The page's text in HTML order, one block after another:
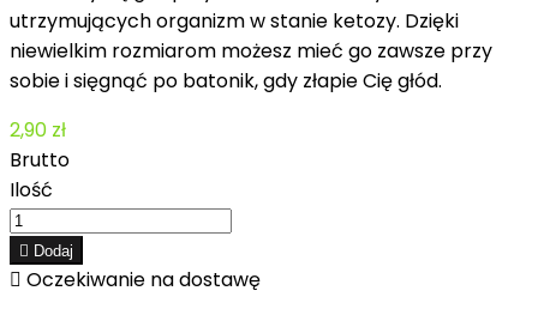
utrzymujących organizm w stanie ketozy. Dzięki
niewielkim rozmiarom możesz mieć go zawsze przy
sobie i sięgnąć po batonik, gdy złapie Cię głód.
2,90 zł
Brutto
Ilość
 Dodaj
 Oczekiwanie na dostawę